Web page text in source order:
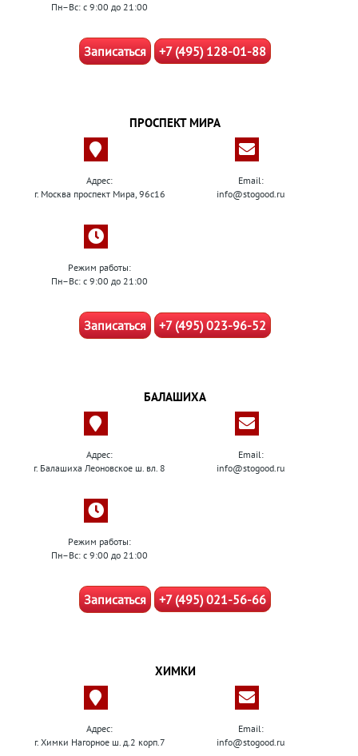
Пн–Вс: с 9:00 до 21:00
Записаться +7 (495) 128-01-88
ПРОСПЕКТ МИРА
Адрес:
г. Москва проспект Мира, 96с16
Email:
info@stogood.ru
Режим работы:
Пн–Вс: с 9:00 до 21:00
Записаться +7 (495) 023-96-52
БАЛАШИХА
Адрес:
г. Балашиха Леоновское ш. вл. 8
Email:
info@stogood.ru
Режим работы:
Пн–Вс: с 9:00 до 21:00
Записаться +7 (495) 021-56-66
ХИМКИ
Адрес:
г. Химки Нагорное ш. д.2 корп.7
Email:
info@stogood.ru